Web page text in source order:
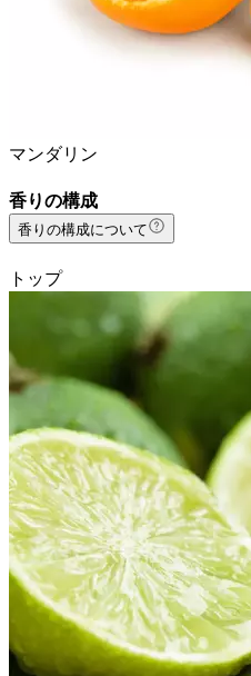
マンダリン
香りの構成
香りの構成について
トップ